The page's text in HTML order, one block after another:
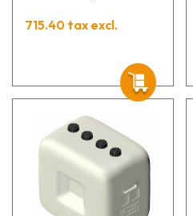
715.40 tax excl.